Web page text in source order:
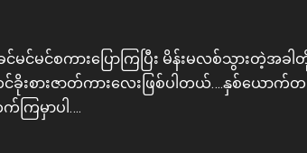
မင်စကားပြောကြပြီး မိန်းမလစ်သွားတဲ့အခါ
းစားဇာတ်ကားလေးဖြစ်ပါတယ်….နှစ်ယောက်
ြမှာပါ….